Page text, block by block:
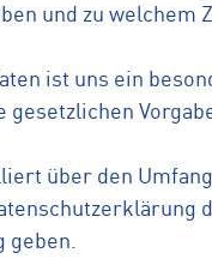
und zu
ist uns ein
über den
geben.